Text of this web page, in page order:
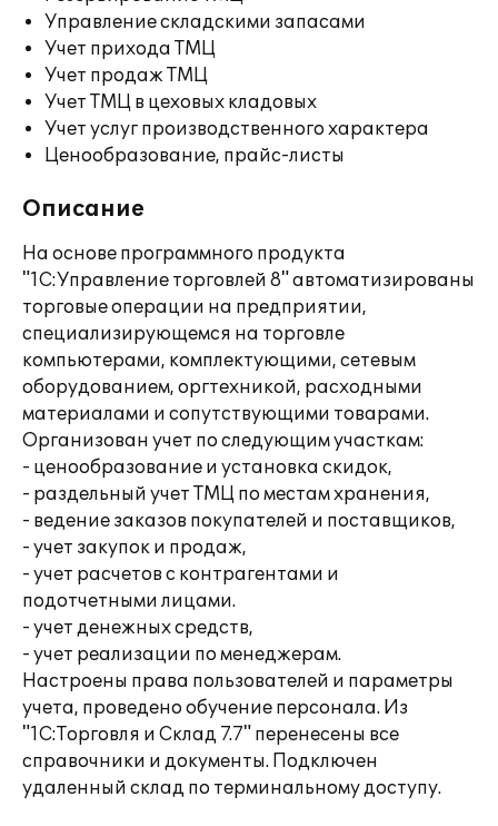
Управление складскими запасами
Учет прихода ТМЦ
Учет продаж ТМЦ
Учет ТМЦ в цеховых кладовых
Учет услуг производственного характера
Ценообразование, прайс-листы
Описание
На основе программного продукта
"1С:Управление торговлей 8" автоматизированы
торговые операции на предприятии,
специализирующемся на торговле
компьютерами, комплектующими, сетевым
оборудованием, оргтехникой, расходными
материалами и сопутствующими товарами.
Организован учет по следующим участкам:
- ценообразование и установка скидок,
- раздельный учет ТМЦ по местам хранения,
- ведение заказов покупателей и поставщиков,
- учет закупок и продаж,
- учет расчетов с контрагентами и
подотчетными лицами.
- учет денежных средств,
- учет реализации по менеджерам.
Настроены права пользователей и параметры
учета, проведено обучение персонала. Из
"1С:Торговля и Склад 7.7" перенесены все
справочники и документы. Подключен
удаленный склад по терминальному доступу.